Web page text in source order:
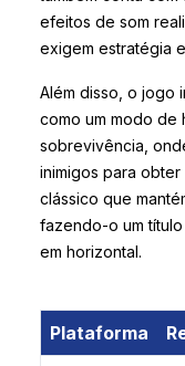
efeitos de som
exigem estratégia
Além disso, o jogo
como um modo de
sobrevivência,
inimigos para
clássico que
fazendo-o um
em horizontal.
Plataforma